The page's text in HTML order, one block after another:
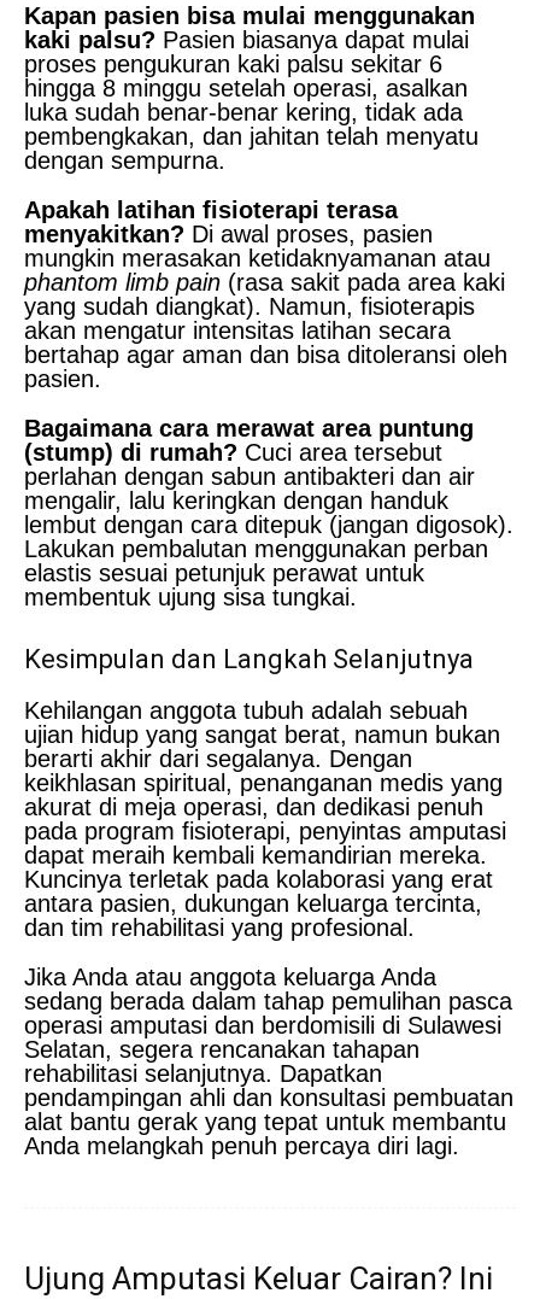
Kapan pasien bisa mulai menggunakan
kaki palsu? Pasien biasanya dapat mulai
proses pengukuran kaki palsu sekitar 6
hingga 8 minggu setelah operasi, asalkan
luka sudah benar-benar kering, tidak ada
pembengkakan, dan jahitan telah menyatu
dengan sempurna.
Apakah latihan fisioterapi terasa
menyakitkan? Di awal proses, pasien
mungkin merasakan ketidaknyamanan atau
phantom limb pain (rasa sakit pada area kaki
yang sudah diangkat). Namun, fisioterapis
akan mengatur intensitas latihan secara
bertahap agar aman dan bisa ditoleransi oleh
pasien.
Bagaimana cara merawat area puntung
(stump) di rumah? Cuci area tersebut
perlahan dengan sabun antibakteri dan air
mengalir, lalu keringkan dengan handuk
lembut dengan cara ditepuk (jangan digosok).
Lakukan pembalutan menggunakan perban
elastis sesuai petunjuk perawat untuk
membentuk ujung sisa tungkai.
Kesimpulan dan Langkah Selanjutnya
Kehilangan anggota tubuh adalah sebuah
ujian hidup yang sangat berat, namun bukan
berarti akhir dari segalanya. Dengan
keikhlasan spiritual, penanganan medis yang
akurat di meja operasi, dan dedikasi penuh
pada program fisioterapi, penyintas amputasi
dapat meraih kembali kemandirian mereka.
Kuncinya terletak pada kolaborasi yang erat
antara pasien, dukungan keluarga tercinta,
dan tim rehabilitasi yang profesional.
Jika Anda atau anggota keluarga Anda
sedang berada dalam tahap pemulihan pasca
operasi amputasi dan berdomisili di Sulawesi
Selatan, segera rencanakan tahapan
rehabilitasi selanjutnya. Dapatkan
pendampingan ahli dan konsultasi pembuatan
alat bantu gerak yang tepat untuk membantu
Anda melangkah penuh percaya diri lagi.
Ujung Amputasi Keluar Cairan? Ini